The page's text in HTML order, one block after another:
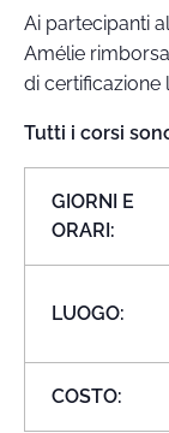
Ai partecipanti
Amélie
di certificazione
Tutti i corsi
GIORNI E
ORARI:
LUOGO:
COSTO: